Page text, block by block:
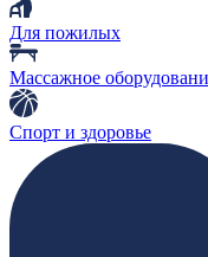
Для пожилых
Массажное
Спорт и здоровье